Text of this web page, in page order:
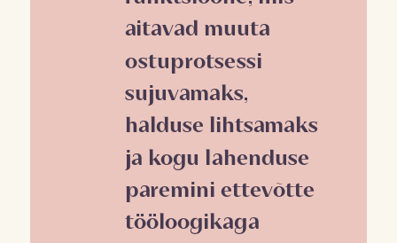
aitavad muuta
ostuprotsessi
sujuvamaks,
halduse lihtsamaks
ja kogu lahenduse
paremini ettevõtte
tööloogikaga